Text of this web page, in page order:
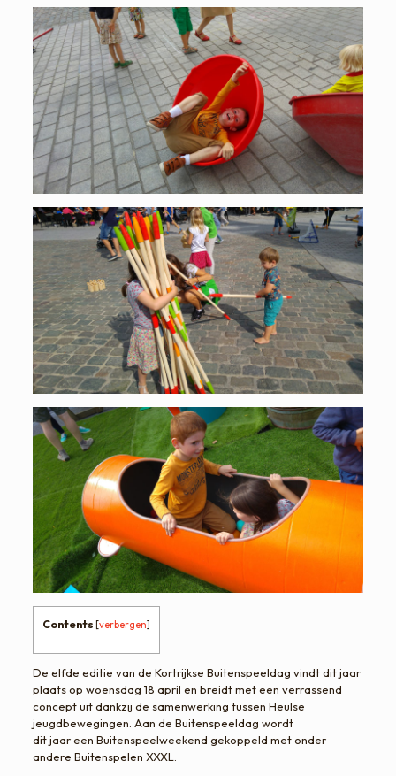
Contents [verbergen]
De elfde editie van de Kortrijkse Buitenspeeldag vindt dit jaar
plaats op woensdag 18 april en breidt met een verrassend
concept uit dankzij de samenwerking tussen Heulse
jeugdbewegingen. Aan de Buitenspeeldag wordt
dit jaar een Buitenspeelweekend gekoppeld met onder
andere Buitenspelen XXXL.